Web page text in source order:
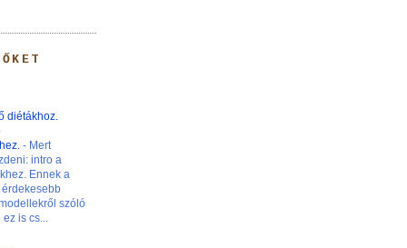
diétákhoz.
- Mert
intro a
Ennek a
szóló
is cs...